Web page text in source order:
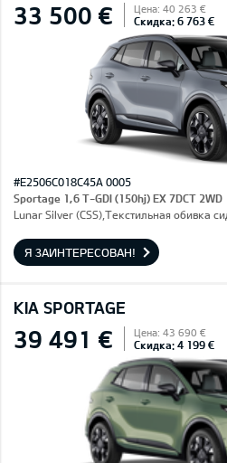
33 500 € Цена: 40 263 €
Скидка: 6 763 €
#E2506C018C45A 0005
Sportage 1,6 T-GDI (150hj) EX 7DCT 2WD
Lunar Silver (CSS),Текстильная обивка
Я ЗАИНТЕРЕСОВАН!
KIA SPORTAGE
39 491 € Цена: 43 690 €
Скидка: 4 199 €